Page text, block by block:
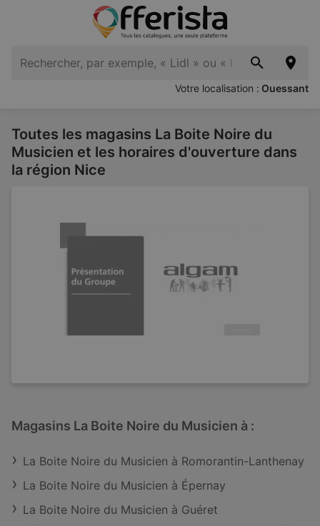
Votre localisation : Ouessant
Toutes les magasins La Boite Noire du
Musicien et les horaires d'ouverture dans
la région Nice
Magasins La Boite Noire du Musicien à :
La Boite Noire du Musicien à Romorantin-Lanthenay
La Boite Noire du Musicien à Épernay
La Boite Noire du Musicien à Guéret